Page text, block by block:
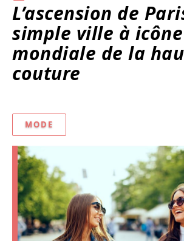
L’ascension de
simple ville à icône
mondiale de la
couture
MODE